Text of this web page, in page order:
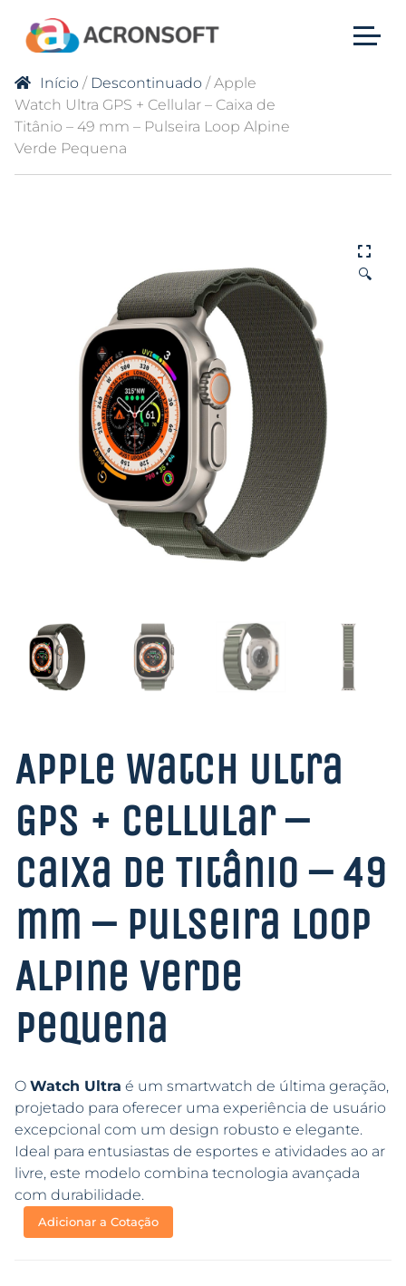
Início / Descontinuado / Apple
Watch Ultra GPS + Cellular – Caixa de
Titânio – 49 mm – Pulseira Loop Alpine
Verde Pequena
🔍
Apple Watch Ultra
GPS + Cellular –
Caixa de Titânio – 49
mm – Pulseira Loop
Alpine Verde
Pequena
O Watch Ultra é um smartwatch de última geração,
projetado para oferecer uma experiência de usuário
excepcional com um design robusto e elegante.
Ideal para entusiastas de esportes e atividades ao ar
livre, este modelo combina tecnologia avançada
com durabilidade.
Adicionar a Cotação